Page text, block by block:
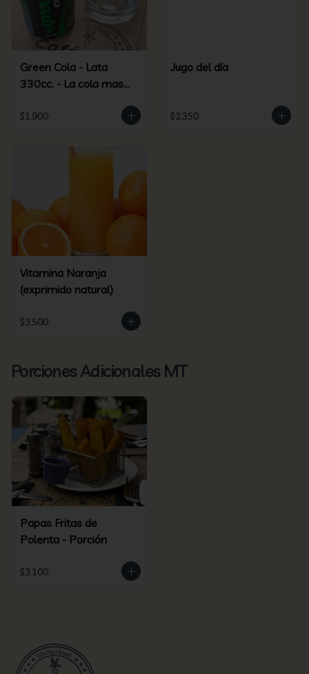
Green Cola - Lata
330cc. - La cola mas
$1.900
Jugo del día
$2.350
Vitamina Naranja
(exprimido natural)
$3.500
Porciones Adicionales MT
Papas Fritas de
Polenta - Porción
$3.100